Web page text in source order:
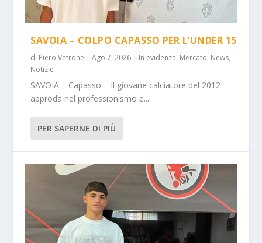
SAVOIA – COLPO CAPASSO PER L’UNDER 15
di Piero Vetrone |Ago 7, 2026 | In evidenza, Mercato, News,
Notizie
SAVOIA – Capasso – Il giovane calciatore del 2012
approda nel professionismo e...
PER SAPERNE DI PIÙ